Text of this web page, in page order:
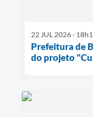
22 JUL 2026 -
Prefeitura de
do projeto